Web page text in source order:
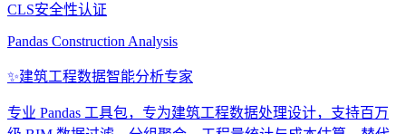
CLS安全性认证
Pandas Construction Analysis
✨建筑工程数据智能分析专家
专业 Pandas 工具包，专为建筑工程数据处理设计，支持百万